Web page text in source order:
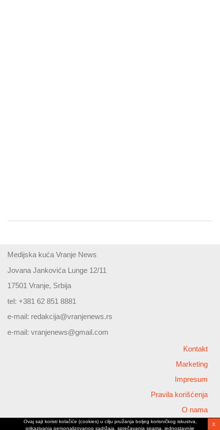
Medijska kuća Vranje News
Jovana Jankovića Lunge 12/11
17501 Vranje, Srbija
tel: +381 62 851 8881
e-mail: redakcija@vranjenews.rs
e-mail: vranjenews@gmail.com
Kontakt
Marketing
Impresum
Pravila korišćenja
O nama
Copyright © 2026 Vranjenews
Ovaj sajt koristi kolačiće (cookies) u cilju pružanja boljeg korisničkog iskustva,
prikazivanja personalizovanog sadržaja, sprečavanja spama, jednostavnije
X